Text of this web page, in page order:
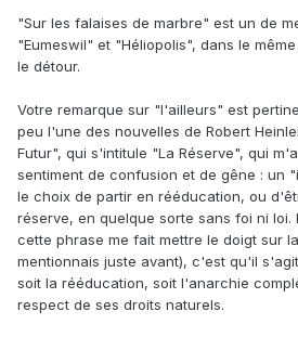
un libéral, un tel ailleurs ne semble
une solution dans un tel cas ?
"Sur les falaises de marbre" est un de
"Eumeswil" et "Héliopolis", dans le
le détour.
Votre remarque sur "l'ailleurs" est
peu l'une des nouvelles de Robert
Futur", qui s'intitule "La Réserve", qui
sentiment de confusion et de gêne : un
le choix de partir en rééducation, ou
réserve, en quelque sorte sans foi ni loi.
cette phrase me fait mettre le doigt sur
mentionnais juste avant), c'est qu'il
soit la rééducation, soit l'anarchie
respect de ses droits naturels.